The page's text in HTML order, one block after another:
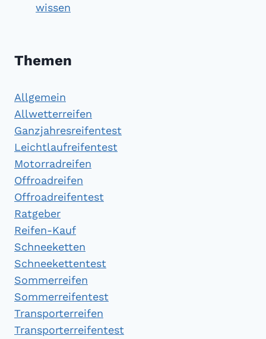
wissen
Themen
Allgemein
Allwetterreifen
Ganzjahresreifentest
Leichtlaufreifentest
Motorradreifen
Offroadreifen
Offroadreifentest
Ratgeber
Reifen-Kauf
Schneeketten
Schneekettentest
Sommerreifen
Sommerreifentest
Transporterreifen
Transporterreifentest